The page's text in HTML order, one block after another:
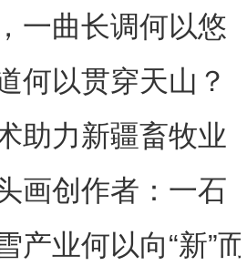
桌上的年味担当
一曲长调何以悠
何以贯穿天山？
助力新疆畜牧业
画创作者：一石
其中
产业何以向“新”而